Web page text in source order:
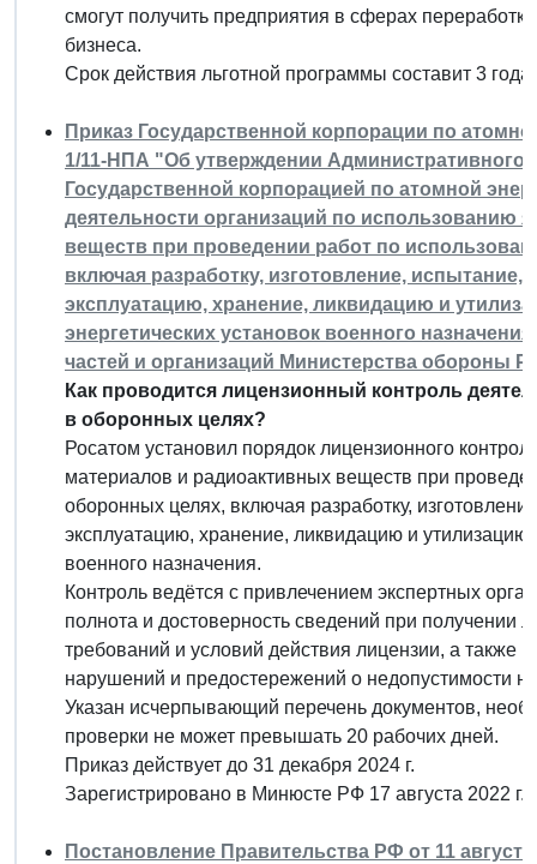
смогут получить предприятия в сферах
бизнеса.
Срок действия льготной программы составит 3
Приказ Государственной корпорации по
1/11-НПА "Об утверждении Административного
Государственной корпорацией по атомной
деятельности организаций по использованию
веществ при проведении работ по
включая разработку, изготовление, испытание,
эксплуатацию, хранение, ликвидацию и
энергетических установок военного
частей и организаций Министерства обороны
Как проводится лицензионный контроль
в оборонных целях?
Росатом установил порядок лицензионного
материалов и радиоактивных веществ при
оборонных целях, включая разработку,
эксплуатацию, хранение, ликвидацию и
военного назначения.
Контроль ведётся с привлечением экспертных
полнота и достоверность сведений при получении
требований и условий действия лицензии, а также
нарушений и предостережений о недопустимости
Указан исчерпывающий перечень документов,
проверки не может превышать 20 рабочих дней.
Приказ действует до 31 декабря 2024 г.
Зарегистрировано в Минюсте РФ 17 августа 2022
Постановление Правительства РФ от 11